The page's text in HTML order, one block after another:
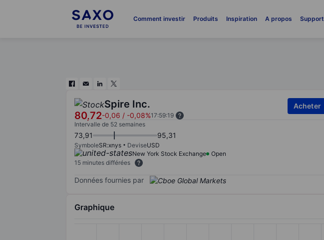
Comment investir Produits Inspiration A propos Support
Spire Inc.
80,72-0,06 / -0,08%17:59:19
Acheter
Intervalle de 52 semaines
73,91 95,31
SymboleSR:xnys DeviseUSD
New York Stock Exchange
Open
15 minutes différées
Données fournies par
Graphique